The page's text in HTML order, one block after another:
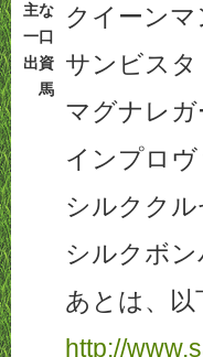
主な
一口
出資
馬
クイーンマ
サンビスタ
マグナレガ
インプロヴ
シルククル
シルクボン
あとは、以
http://